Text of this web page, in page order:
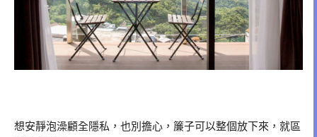
想安靜泡澡顧全隱私，也別擔心，簾子可以整個放下來，就區